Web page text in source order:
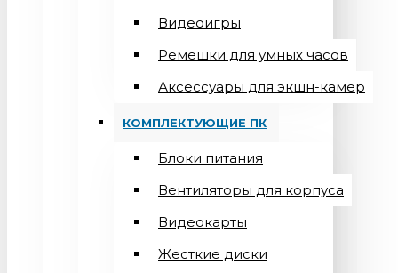
Видеоигры
Ремешки для умных часов
Аксессуары для экшн-камер
КОМПЛЕКТУЮЩИЕ ПК
Блоки питания
Вентиляторы для корпуса
Видеокарты
Жесткие диски